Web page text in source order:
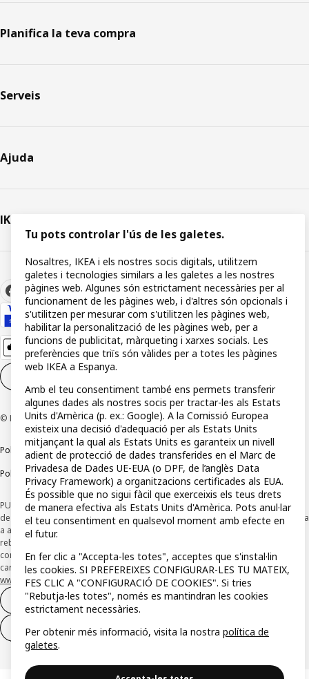
Planifica la teva compra
Serveis
Ajuda
IKEA
Configuració de les galetes
© Inter IKEA Systems B.V 1999-2026
Política de privacitat Política de cookies
Termes i condicions
Política de divulgació responsable
PUBLICITAT *Finançament a través de la targeta IKEA VISA, emesa per l'entitat
de pagament híbrida CaixaBank Payments & Consumer EFC, EP, SAU, i subjecta
a autorització. L'entitat ha escollit com a sistema de protecció dels fons
rebuts d'usuaris de serveis de pagaments que presta el dipòsit en un
compte bancari separat obert a CaixaBank, SA Consulta aquí les
característiques de la teva targeta amb pagament ajornat (revolving):
www.caixabankpc.com/es/productos
Desistimient del contracte
Desistiment de nomès serveis
Tu pots controlar l'ús de les galetes.
Nosaltres, IKEA i els nostres socis digitals, utilitzem
galetes i tecnologies similars a les galetes a les nostres
pàgines web. Algunes són estrictament necessàries per al
funcionament de les pàgines web, i d'altres són opcionals i
s'utilitzen per mesurar com s'utilitzen les pàgines web,
habilitar la personalització de les pàgines web, per a
funcions de publicitat, màrqueting i xarxes socials. Les
preferències que triïs són vàlides per a totes les pàgines
web IKEA a Espanya.
Amb el teu consentiment també ens permets transferir
algunes dades als nostres socis per tractar-les als Estats
Units d'Amèrica (p. ex.: Google). A la Comissió Europea
existeix una decisió d'adequació per als Estats Units
mitjançant la qual als Estats Units es garanteix un nivell
adient de protecció de dades transferides en el Marc de
Privadesa de Dades UE-EUA (o DPF, de l’anglès Data
Privacy Framework) a organitzacions certificades als EUA.
És possible que no sigui fàcil que exerceixis els teus drets
de manera efectiva als Estats Units d'Amèrica. Pots anul·lar
el teu consentiment en qualsevol moment amb efecte en
el futur.
En fer clic a "Accepta-les totes", acceptes que s'instal·lin
les cookies. SI PREFEREIXES CONFIGURAR-LES TU MATEIX,
FES CLIC A "CONFIGURACIÓ DE COOKIES". Si tries
"Rebutja-les totes", només es mantindran les cookies
estrictament necessàries.
Per obtenir més informació, visita la nostra política de
galetes.